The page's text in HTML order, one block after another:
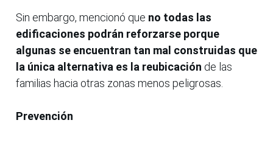
Sin embargo, mencionó que no todas las
edificaciones podrán reforzarse porque
algunas se encuentran tan mal construidas que
la única alternativa es la reubicación de las
familias hacia otras zonas menos peligrosas.
Prevención